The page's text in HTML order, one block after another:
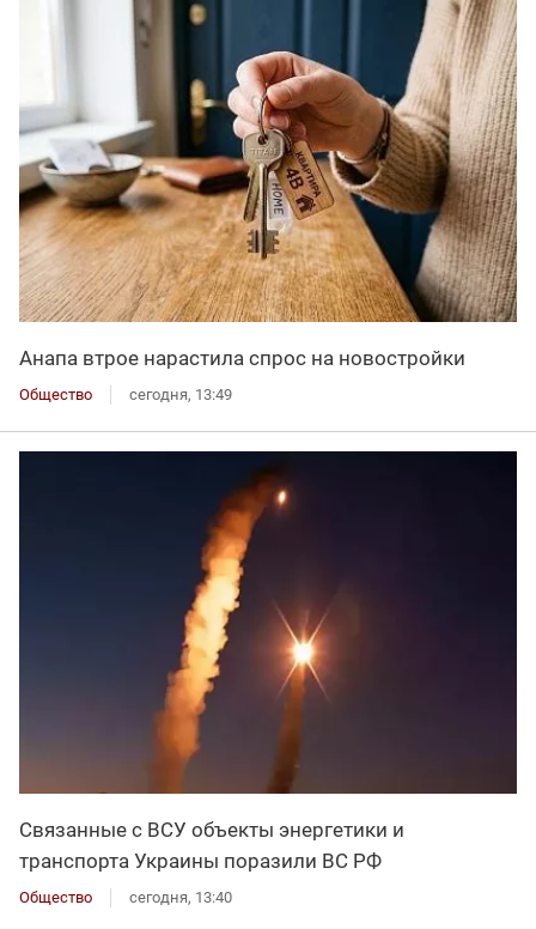
Анапа втрое нарастила спрос на новостройки
Общество сегодня, 13:49
Связанные с ВСУ объекты энергетики и
транспорта Украины поразили ВС РФ
Общество сегодня, 13:40